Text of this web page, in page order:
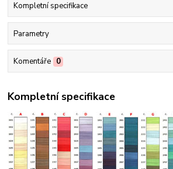
Kompletní specifikace
Parametry
Komentáře 0
Kompletní specifikace